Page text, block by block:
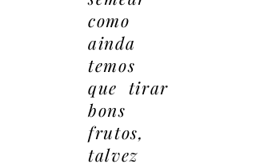
como
ainda
temos
que tirar
bons
frutos,
talvez